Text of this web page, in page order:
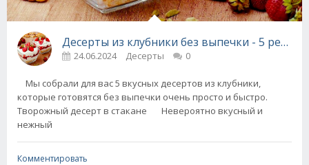
Десерты из клубники без выпечки - 5
24.06.2024 Десерты 0
Мы собрали для вас 5 вкусных десертов из клубники,
которые готовятся без выпечки очень просто и быстро.
Творожный десерт в стакане Невероятно вкусный и
нежный
Комментировать